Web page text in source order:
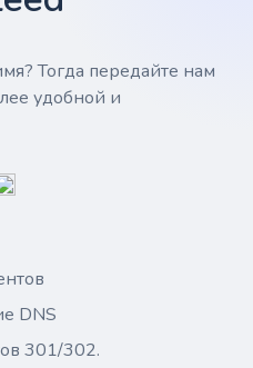
Тогда передайте нам
удобной и
DNS
301/302.